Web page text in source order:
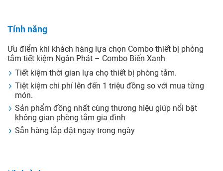
Tính năng
Ưu điểm khi khách hàng lựa chọn Combo thiết bị phòng
tắm tiết kiệm Ngân Phát – Combo Biển Xanh
Tiết kiệm thời gian lựa chọ thiết bị phòng tắm.
Tiệt kiệm chi phí lên đến 1 triệu đồng so với mua từng
món.
Sản phẩm đồng nhất cùng thương hiệu giúp nổi bật
không gian phòng tắm gia đình
Sẵn hàng lắp đặt ngay trong ngày